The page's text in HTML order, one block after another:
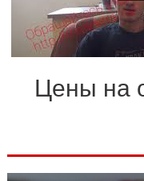
Цены на